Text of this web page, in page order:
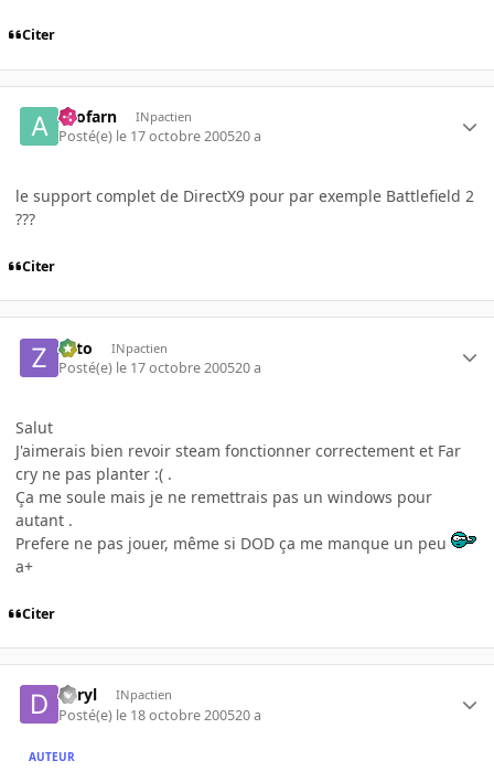
Citer
Arofarn INpactien
Posté(e) le 17 octobre 200520 a
le support complet de DirectX9 pour par exemple Battlefield 2
???
Citer
zoto INpactien
Posté(e) le 17 octobre 200520 a
Salut
J'aimerais bien revoir steam fonctionner correctement et Far
cry ne pas planter :( .
Ça me soule mais je ne remettrais pas un windows pour
autant .
Prefere ne pas jouer, même si DOD ça me manque un peu
a+
Citer
daryl INpactien
Posté(e) le 18 octobre 200520 a
AUTEUR